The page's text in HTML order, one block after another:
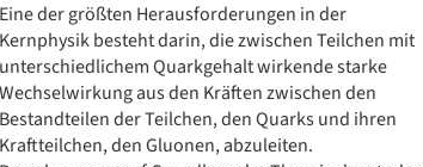
Eine der größten Herausforderungen in der
Kernphysik besteht darin, die zwischen Teilchen mit
unterschiedlichem Quarkgehalt wirkende starke
Wechselwirkung aus den Kräften zwischen den
Bestandteilen der Teilchen, den Quarks und ihren
Kraftteilchen, den Gluonen, abzuleiten.